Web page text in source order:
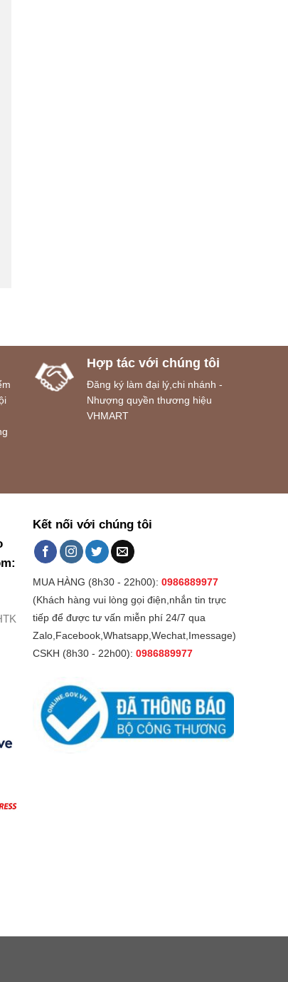
Hợp tác với chúng tôi
Đăng ký làm đại lý,chi nhánh -
Nhượng quyền thương hiệu
VHMART
Kết nối với chúng tôi
MUA HÀNG (8h30 - 22h00): 0986889977
(Khách hàng vui lòng gọi điện,nhắn tin trực
tiếp để được tư vấn miễn phí 24/7 qua
Zalo,Facebook,Whatsapp,Wechat,Imessage)
CSKH (8h30 - 22h00): 0986889977